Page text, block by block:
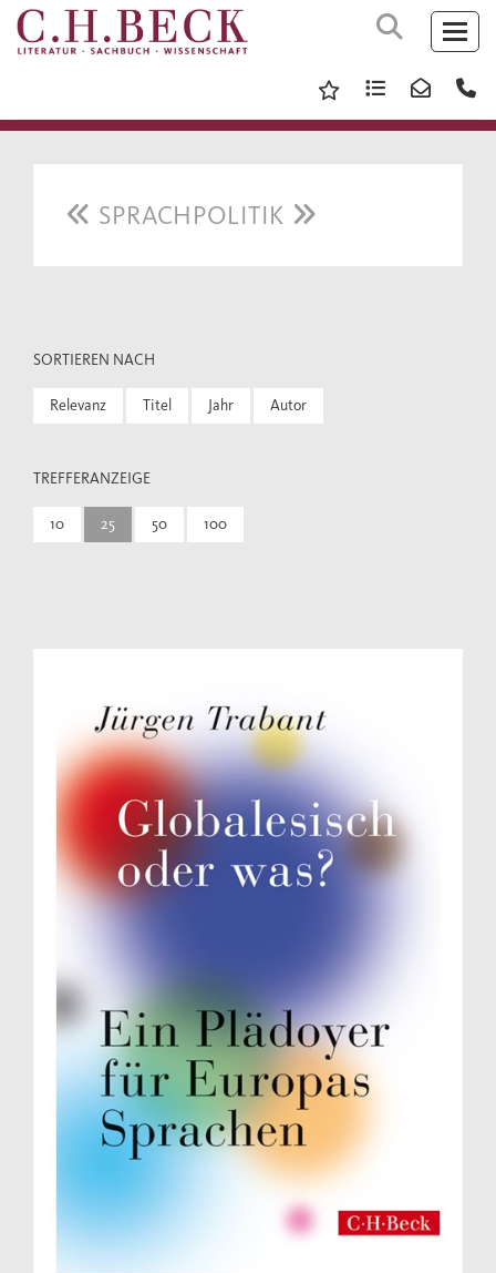
SPRACHPOLITIK
SORTIEREN NACH
Relevanz Titel Jahr Autor
TREFFERANZEIGE
10 25 50 100